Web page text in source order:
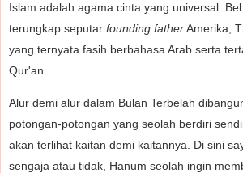
Islam adalah agama cinta yang universal.
terungkap seputar founding fatherAmerika,
yang ternyata fasih berbahasa Arab serta
Qur'an.
Alur demi alur dalam Bulan Terbelah
potongan-potongan yang seolah berdiri
akan terlihat kaitan demi kaitannya. Di sini
sengaja atau tidak, Hanum seolah ingin